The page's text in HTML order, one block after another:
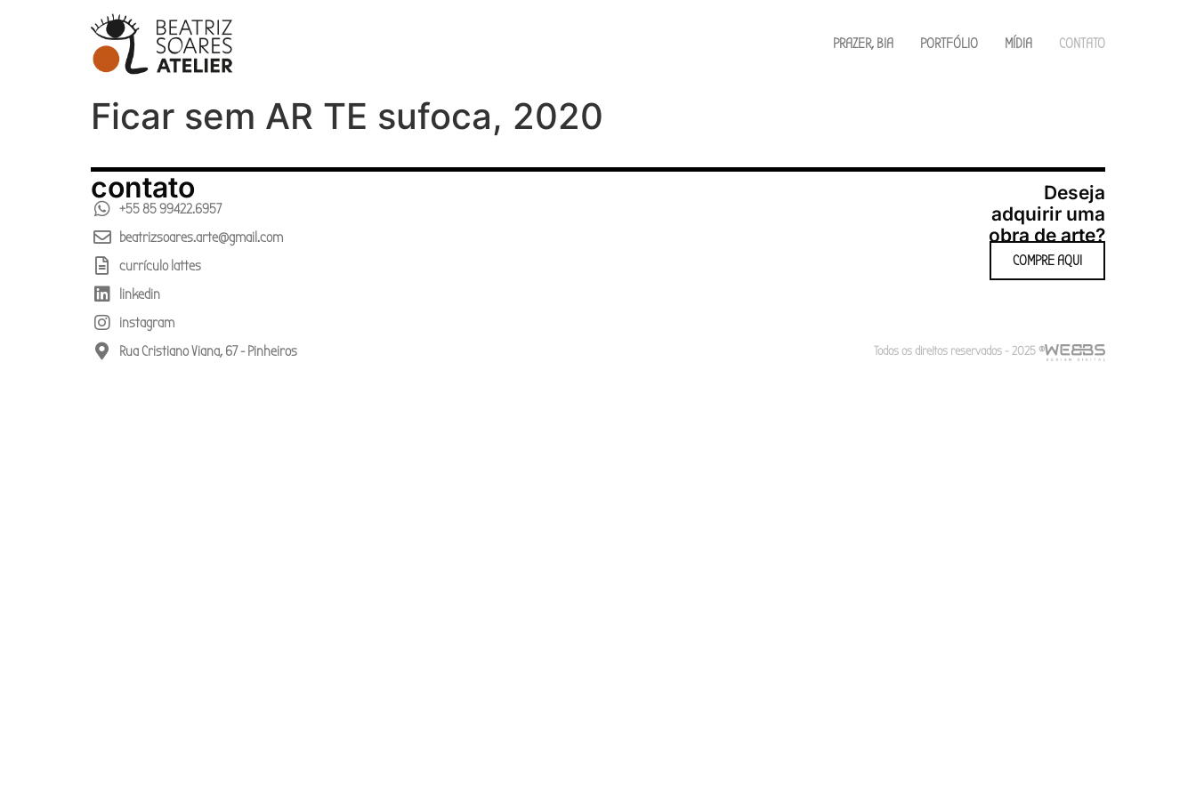
PRAZER, BIA PORTFÓLIO MÍDIA CONTATO
Ficar sem AR TE sufoca, 2020
contato
+55 85 99422.6957
beatrizsoares.arte@gmail.com
currículo lattes
linkedin
instagram
Rua Cristiano Viana, 67 - Pinheiros
Deseja
adquirir uma
obra de arte?
COMPRE AQUI
Todos os direitos reservados - 2025 ®